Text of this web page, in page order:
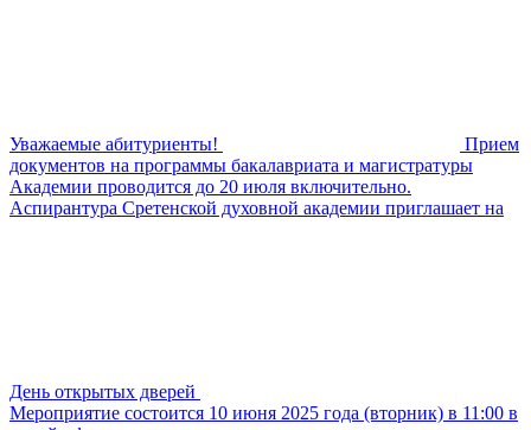
Уважаемые абитуриенты!
Прием
документов на программы бакалавриата и магистратуры
Академии проводится до 20 июля включительно.
Аспирантура Сретенской духовной академии приглашает на
День открытых дверей
Мероприятие состоится 10 июня 2025 года (вторник) в 11:00 в